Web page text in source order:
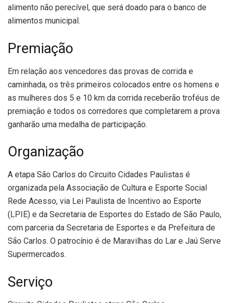
alimento não perecível, que será doado para o banco de
alimentos municipal.
Premiação
Em relação aos vencedores das provas de corrida e
caminhada, os três primeiros colocados entre os homens e
as mulheres dos 5 e 10 km da corrida receberão troféus de
premiação e todos os corredores que completarem a prova
ganharão uma medalha de participação.
Organização
A etapa São Carlos do Circuito Cidades Paulistas é
organizada pela Associação de Cultura e Esporte Social
Rede Acesso, via Lei Paulista de Incentivo ao Esporte
(LPIE) e da Secretaria de Esportes do Estado de São Paulo,
com parceria da Secretaria de Esportes e da Prefeitura de
São Carlos. O patrocínio é de Maravilhas do Lar e Jaú Serve
Supermercados.
Serviço